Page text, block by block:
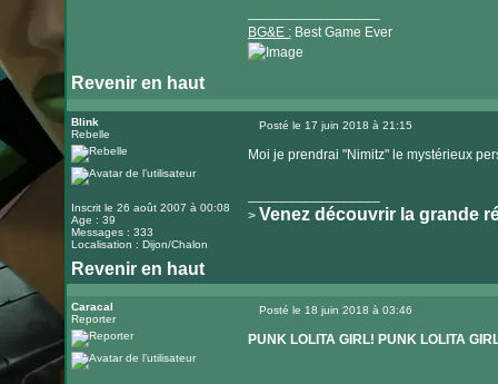
BG&E :Best Game Ever
Revenir en haut
le
internet
Blink
Rebelle
Inscrit le 26 août 2007 à 00:08
Age : 39
Messages : 333
Localisation : Dijon/Chalon
Posté le 17 juin 2018 à 21:15
Moi je prendrai "Nimitz" le mystérieux
> Venez découvrir la grande
Revenir en haut
Visiter
le
internet
Caracal
Reporter
Posté le 18 juin 2018 à 03:46
PUNK LOLITA GIRL! PUNK LOLITA